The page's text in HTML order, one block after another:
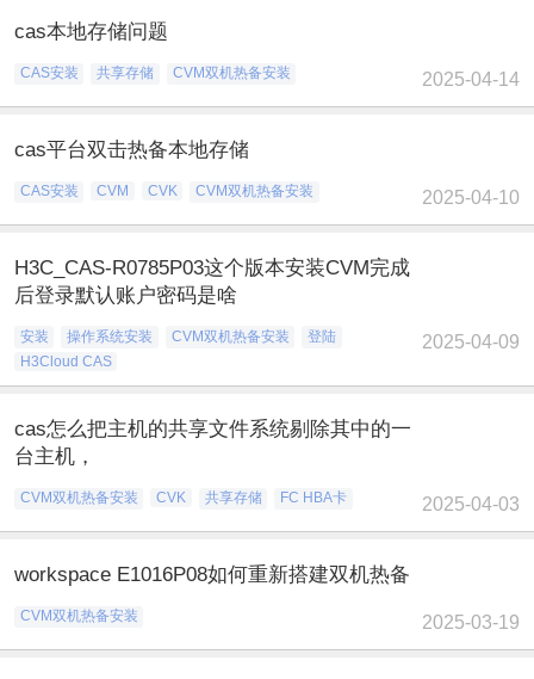
cas本地存储问题
CAS安装 共享存储 CVM双机热备安装 2025-04-14
cas平台双击热备本地存储
CAS安装 CVM CVK CVM双机热备安装 2025-04-10
H3C_CAS-R0785P03这个版本安装CVM完成
后登录默认账户密码是啥
安装 操作系统安装 CVM双机热备安装
登陆
H3Cloud CAS
2025-04-09
cas怎么把主机的共享文件系统剔除其中的一
台主机，
CVM双机热备安装 CVK 共享存储 FC HBA卡 2025-04-03
workspace E1016P08如何重新搭建双机热备
CVM双机热备安装 2025-03-19